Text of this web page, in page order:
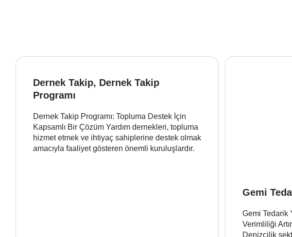
Dernek Takip, Dernek Takip
Programı
Dernek Takip Programı: Topluma Destek İçin
Kapsamlı Bir Çözüm Yardım dernekleri, topluma
hizmet etmek ve ihtiyaç sahiplerine destek olmak
amacıyla faaliyet gösteren önemli kuruluşlardır.
Gemi
Gemi Tedarik
Verimliliği
Denizcilik